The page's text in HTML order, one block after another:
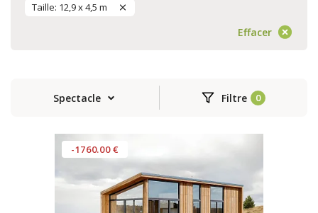
Taille: 12,9 x 4,5 m
Effacer
Spectacle Filtre
-1760.00 €